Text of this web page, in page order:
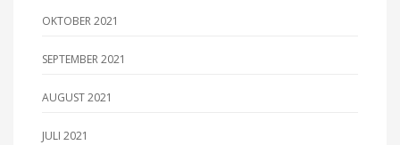
OKTOBER 2021
SEPTEMBER 2021
AUGUST 2021
JULI 2021